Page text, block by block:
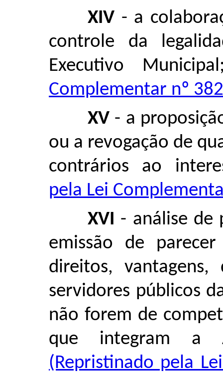
XIV - a
controle da
Executivo
Complementar nº
XV - a
ou a revogação de
contrários ao
pela Lei
XVI - análise de
emissão de
direitos, vantagens,
servidores públicos
não forem de
que integram a
(Repristinado pela